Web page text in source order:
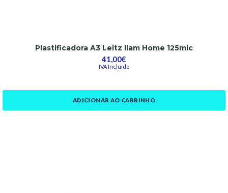
Plastificadora A3 Leitz Ilam Home 125mic
41,00€
IVA Incluído
ADICIONAR AO CARRINHO